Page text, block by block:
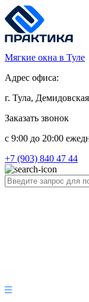
Мягкие окна в Туле
Адрес офиса:
г. Тула,
Заказать звонок
c 9:00 до 20:00
+7 (903) 840 47 44